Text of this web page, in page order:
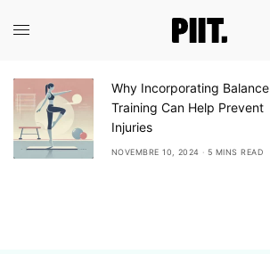
Why Incorporating Balance
Training Can Help Prevent
Injuries
NOVEMBRE 10, 2024 5 MINS READ